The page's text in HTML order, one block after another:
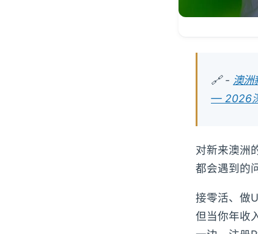
🔗 - 澳洲
— 2026
对新来澳洲
都会遇到的
接零活、做
但当你年收